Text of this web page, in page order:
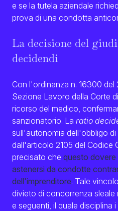
e se la tutela aziendale
prova di una condotta
La decisione del
decidendi
Con l'ordinanza n. 16300 del
Sezione Lavoro della Corte
ricorso del medico,
sanzionatorio. La ratio
sull'autonomia dell'obbligo
dall'articolo 2105 del Codice
precisato che questo dovere
astenersi da condotte
dell'imprenditore. Tale
divieto di concorrenza
e seguenti, il quale disciplina